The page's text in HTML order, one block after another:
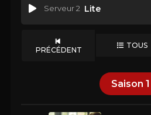
Serveur 2 Lite
PRÉCÉDENT TOUS
Saison 1